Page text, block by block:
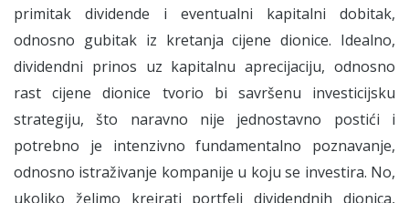
primitak dividende i eventualni kapitalni dobitak,
odnosno gubitak iz kretanja cijene dionice. Idealno,
dividendni prinos uz kapitalnu aprecijaciju, odnosno
rast cijene dionice tvorio bi savršenu investicijsku
strategiju, što naravno nije jednostavno postići i
potrebno je intenzivno fundamentalno poznavanje,
odnosno istraživanje kompanije u koju se investira. No,
ukoliko želimo kreirati portfelj dividendnih dionica,